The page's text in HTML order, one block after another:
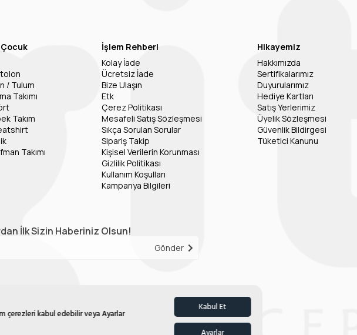
çerezleri kabul edebilir veya Ayarlar
Kabul Et
Ayarlar
Çocuk
/ Tulum
Takımı
Takım
Takımı
İşlem Rehberi
Kolay İade
Ücretsiz İade
Bize Ulaşın
Etk
Çerez Politikası
Mesafeli Satış Sözleşmesi
Sıkça Sorulan Sorular
Sipariş Takip
Kişisel Verilerin Korunması
Gizlilik Politikası
Kullanım Koşulları
Kampanya Bilgileri
Hikayemiz
Hakkımızda
Sertifikalarımız
Duyurularımız
Hediye Kartları
Satış Yerlerimiz
Üyelik Sözleşmesi
Güvenlik Bildirgesi
Tüketici Kanunu
İlk Sizin Haberiniz Olsun!
Gönder